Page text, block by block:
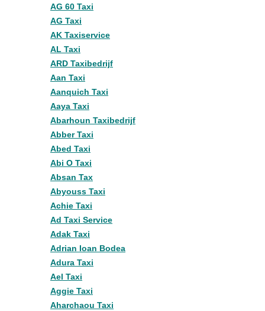
AG 60 Taxi
AG Taxi
AK Taxiservice
AL Taxi
ARD Taxibedrijf
Aan Taxi
Aanquich Taxi
Aaya Taxi
Abarhoun Taxibedrijf
Abber Taxi
Abed Taxi
Abi O Taxi
Absan Tax
Abyouss Taxi
Achie Taxi
Ad Taxi Service
Adak Taxi
Adrian Ioan Bodea
Adura Taxi
Ael Taxi
Aggie Taxi
Aharchaou Taxi